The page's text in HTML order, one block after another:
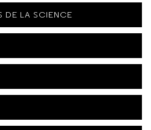
DE LA SCIENCE